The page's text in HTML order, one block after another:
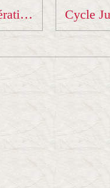
Comité de Savoie de judo : opération Huîtres et foie gras 2016.